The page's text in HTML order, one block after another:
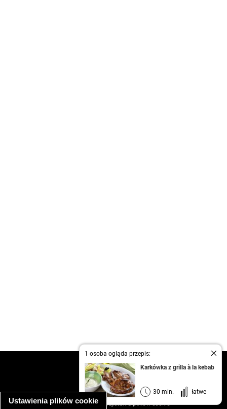
Ustawienia plików cookie
1 osoba ogląda przepis:
Karkówka z grilla à la kebab
30 min. łatwe
kontakt
regulamin
informacja o prywatności
informacja o wykorzystaniu plików cookie